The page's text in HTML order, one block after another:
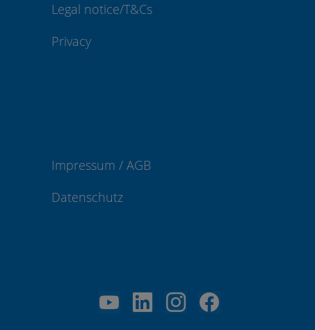
Legal notice/T&Cs
Privacy
Impressum / AGB
Datenschutz